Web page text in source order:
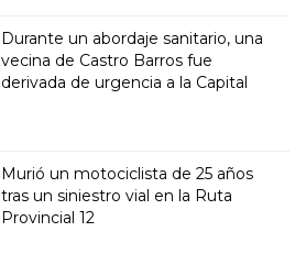
Durante un abordaje sanitario, una
vecina de Castro Barros fue
derivada de urgencia a la Capital
Murió un motociclista de 25 años
tras un siniestro vial en la Ruta
Provincial 12